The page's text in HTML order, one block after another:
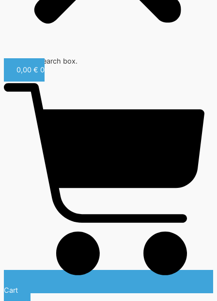
Close this search box.
0,00 € 0
Cart